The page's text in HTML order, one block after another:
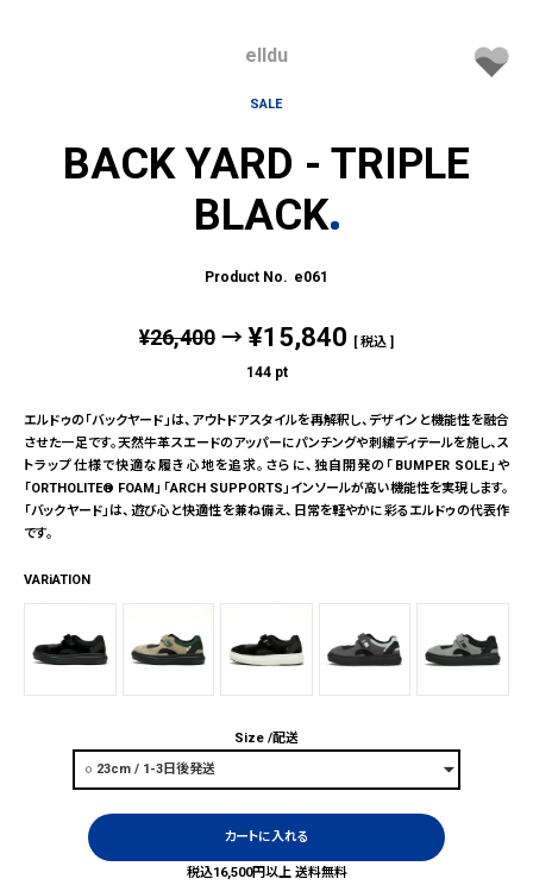
elldu
SALE
BACK YARD - TRIPLE
BLACK
e061
¥26,400 → ¥15,840 税込
144 pt
エルドゥの「バックヤード」は、アウトドアスタイルを再解釈し、デザインと機能性を融合
させた一足です。天然牛革スエードのアッパーにパンチングや刺繍ディテールを施し、ス
トラップ仕様で快適な履き心地を追求。さらに、独自開発の「BUMPER SOLE」や
「ORTHOLITE® FOAM」「ARCH SUPPORTS」インソールが高い機能性を実現します。
「バックヤード」は、遊び心と快適性を兼ね備え、日常を軽やかに彩るエルドゥの代表作
です。
VARiATION
Size 配送
カートに入れる
税込16,500円以上 送料無料